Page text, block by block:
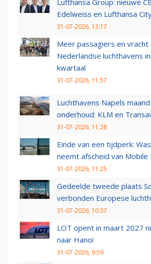
Lufthansa Group: nieuwe
Edelweiss en Lufthansa
31-07-2026, 13:17
Meer passagiers en vracht
Nederlandse luchthavens
kwartaal
31-07-2026, 11:57
Luchthavens Napels
onderhoud: KLM en
31-07-2026, 11:28
Einde van een tijdperk:
neemt afscheid van Mobile
31-07-2026, 11:25
Gedeelde tweede plaats
verbonden Europese
31-07-2026, 10:37
LOT opent in maart 2027
naar Hanoi
31-07-2026, 9:59